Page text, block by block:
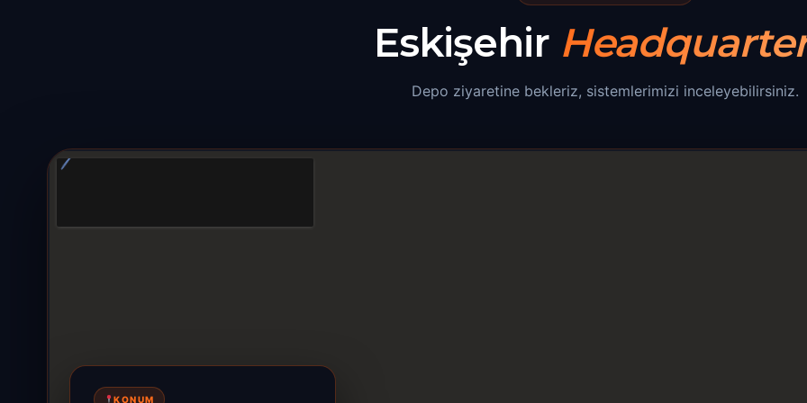
Eskişehir
Depo ziyaretine bekleriz, sistemlerimizi inceleyebilirsiniz.
KONUM